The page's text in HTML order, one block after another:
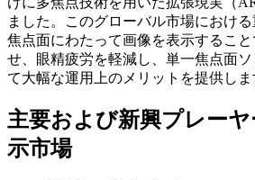
ました。このグローバル市場におけ
焦点面にわたって画像を表示するこ
せ、眼精疲労を軽減し、単一焦点面
て大幅な運用上のメリットを提供しま
主要および新興プレー
示市場